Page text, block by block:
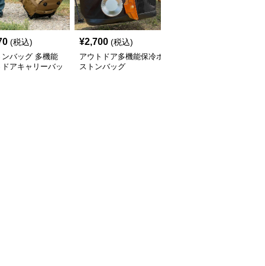
(税込)
ンバッグ 多機能
ドアキャリーバッ
¥2,700 (税込)
アウトドア多機能保冷ボ
ストンバッグ